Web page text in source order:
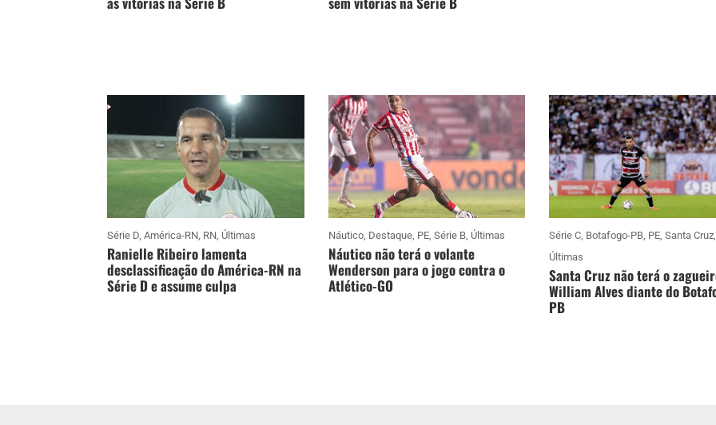
Série D,América-RN, RN, Últimas
Ranielle Ribeiro lamenta
desclassificação do América-RN na
Série D e assume culpa
Náutico, Destaque, PE, Série B, Últimas
Náutico não terá o volante
Wenderson para o jogo contra o
Atlético-GO
Série C, Botafogo-PB, PE, Santa Cruz,
Últimas
Santa Cruz não terá o
William Alves diante do
PB